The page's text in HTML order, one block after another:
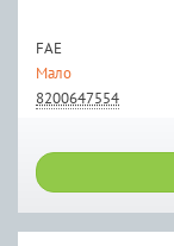
FAE
Мало
8200647554